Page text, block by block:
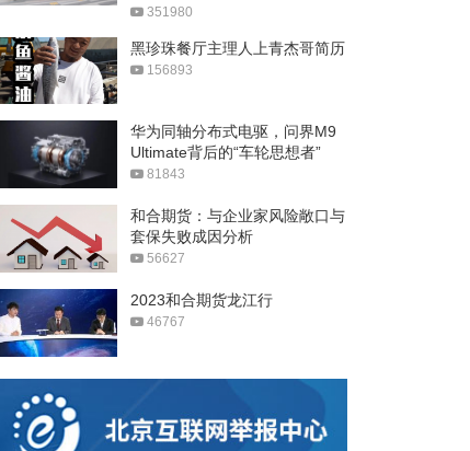
351980
黑珍珠餐厅主理人上青杰哥简历
156893
华为同轴分布式电驱，问界M9
Ultimate背后的“车轮思想者”
81843
和合期货：与企业家风险敞口与
套保失败成因分析
56627
2023和合期货龙江行
46767